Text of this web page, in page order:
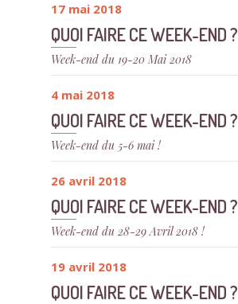
17 mai 2018
QUOI FAIRE CE WEEK-END ?
Week-end du 19-20 Mai 2018
4 mai 2018
QUOI FAIRE CE WEEK-END ?
Week-end du 5-6 mai !
26 avril 2018
QUOI FAIRE CE WEEK-END ?
Week-end du 28-29 Avril 2018 !
19 avril 2018
QUOI FAIRE CE WEEK-END ?